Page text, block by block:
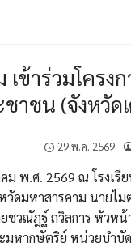
เข้าร่วมโค
าชน (จังหวั
29 พ.ค. 2569
ม พ.ศ. 2569 ณ โรงเ
วัดมหาสารคาม นายไ
วณัฎฐ์ ถวิลการ หัวหน้
หากษัตริย์ หน่วยบำบั